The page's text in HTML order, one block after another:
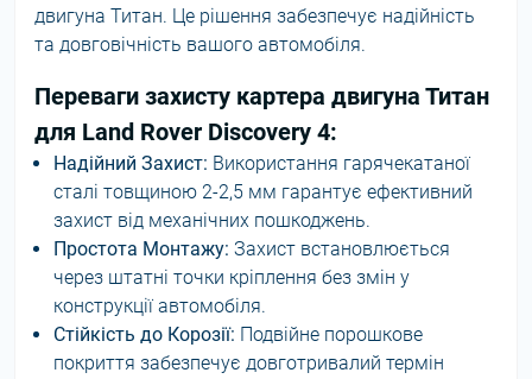
двигуна Титан. Це рішення забезпечує надійність
та довговічність вашого автомобіля.
Переваги захисту картера двигуна Титан
для Land Rover Discovery 4:
Надійний Захист: Використання гарячекатаної
сталі товщиною 2-2,5 мм гарантує ефективний
захист від механічних пошкоджень.
Простота Монтажу: Захист встановлюється
через штатні точки кріплення без змін у
конструкції автомобіля.
Стійкість до Корозії: Подвійне порошкове
покриття забезпечує довготривалий термін